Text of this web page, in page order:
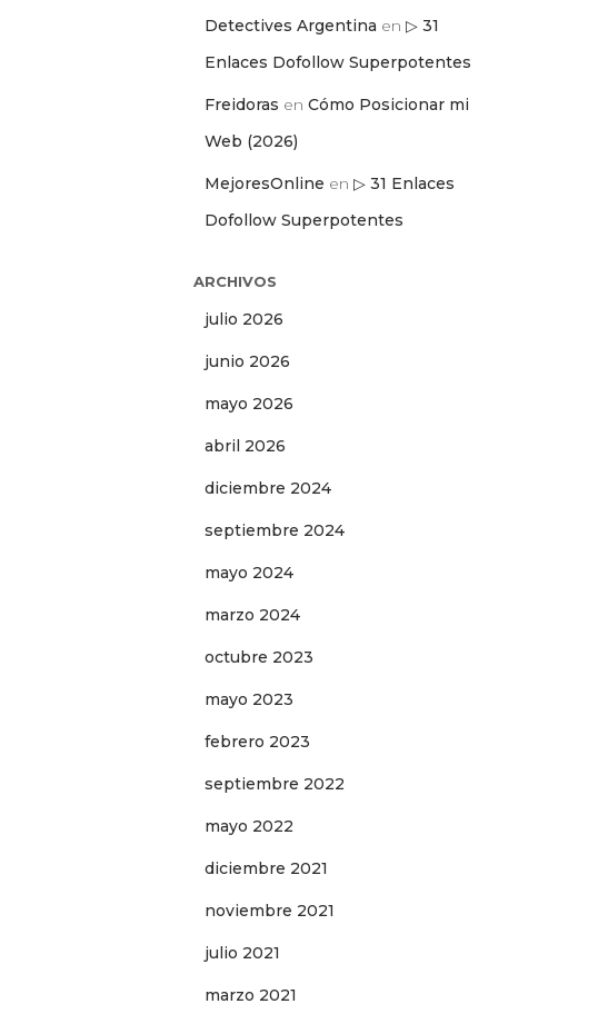
Detectives Argentina en ▷ 31
Enlaces Dofollow Superpotentes
Freidoras en Cómo Posicionar mi
Web (2026)
MejoresOnline en ▷ 31 Enlaces
Dofollow Superpotentes
ARCHIVOS
julio 2026
junio 2026
mayo 2026
abril 2026
diciembre 2024
septiembre 2024
mayo 2024
marzo 2024
octubre 2023
mayo 2023
febrero 2023
septiembre 2022
mayo 2022
diciembre 2021
noviembre 2021
julio 2021
marzo 2021